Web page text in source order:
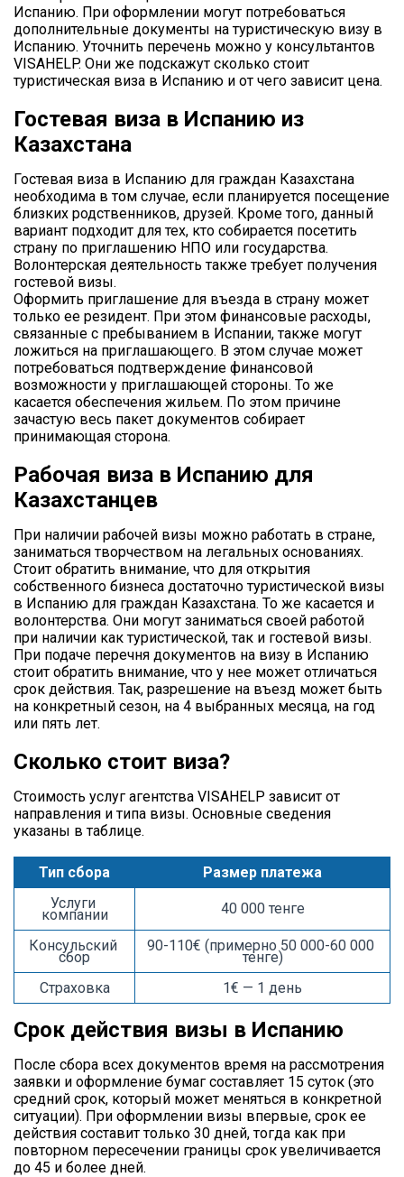
Испанию. При оформлении могут потребоваться
дополнительные документы на туристическую визу в
Испанию. Уточнить перечень можно у консультантов
VISAHELP. Они же подскажут сколько стоит
туристическая виза в Испанию и от чего зависит цена.
Гостевая виза в Испанию из
Казахстана
Гостевая виза в Испанию для граждан Казахстана
необходима в том случае, если планируется посещение
близких родственников, друзей. Кроме того, данный
вариант подходит для тех, кто собирается посетить
страну по приглашению НПО или государства.
Волонтерская деятельность также требует получения
гостевой визы.
Оформить приглашение для въезда в страну может
только ее резидент. При этом финансовые расходы,
связанные с пребыванием в Испании, также могут
ложиться на приглашающего. В этом случае может
потребоваться подтверждение финансовой
возможности у приглашающей стороны. То же
касается обеспечения жильем. По этом причине
зачастую весь пакет документов собирает
принимающая сторона.
Рабочая виза в Испанию для
Казахстанцев
При наличии рабочей визы можно работать в стране,
заниматься творчеством на легальных основаниях.
Стоит обратить внимание, что для открытия
собственного бизнеса достаточно туристической визы
в Испанию для граждан Казахстана. То же касается и
волонтерства. Они могут заниматься своей работой
при наличии как туристической, так и гостевой визы.
При подаче перечня документов на визу в Испанию
стоит обратить внимание, что у нее может отличаться
срок действия. Так, разрешение на въезд может быть
на конкретный сезон, на 4 выбранных месяца, на год
или пять лет.
Сколько стоит виза?
Стоимость услуг агентства VISAHELP зависит от
направления и типа визы. Основные сведения
указаны в таблице.
Тип сбора
Размер платежа
Услуги
компании 40 000 тенге
Консульский
сбор
90-110€ (примерно 50 000-60 000
тенге)
Страховка
1€ — 1 день
Срок действия визы в Испанию
После сбора всех документов время на рассмотрения
заявки и оформление бумаг составляет 15 суток (это
средний срок, который может меняться в конкретной
ситуации). При оформлении визы впервые, срок ее
действия составит только 30 дней, тогда как при
повторном пересечении границы срок увеличивается
до 45 и более дней.